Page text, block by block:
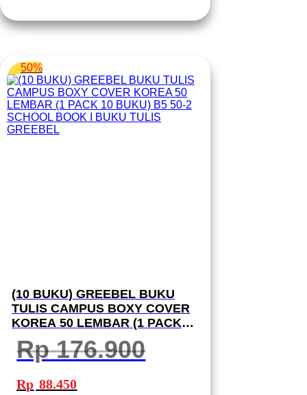
50%
(10 BUKU) GREEBEL BUKU
TULIS CAMPUS BOXY COVER
KOREA 50 LEMBAR (1 PACK
10 BUKU) B5 50-2 SCHOOL
BOOK I BUKU TULIS GREEBEL
Rp176.900
Harga
aslinya
adalah:
Rp 88.450ini